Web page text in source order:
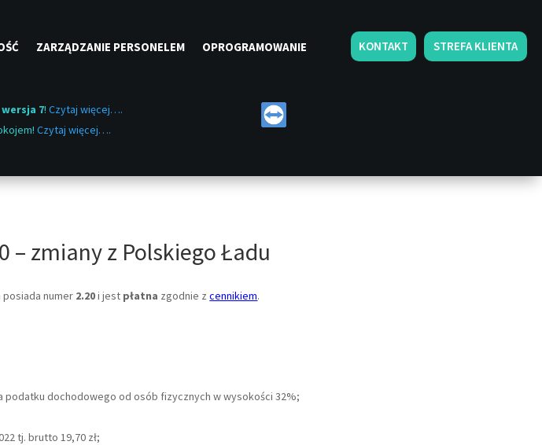
ZARZĄDZANIE PERSONELEM OPROGRAMOWANIE KONTAKT STREFA KLIENTA
7! Czytaj więcej….
Czytaj więcej….
– zmiany z Polskiego Ładu
posiada numer 2.20i jest płatna zgodnie zcennikiem.
dochodowego od osób fizycznych w wysokości 32%;
tj. brutto 19,70 zł;